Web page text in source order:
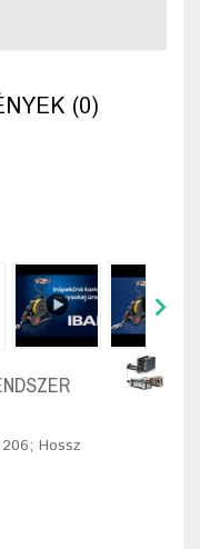
(0)
Hossz